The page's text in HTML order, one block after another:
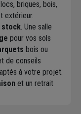
briques, bois,
extérieur.
stock. Une salle
pour vos sols
bois ou
de conseils
à votre projet.
et un retrait